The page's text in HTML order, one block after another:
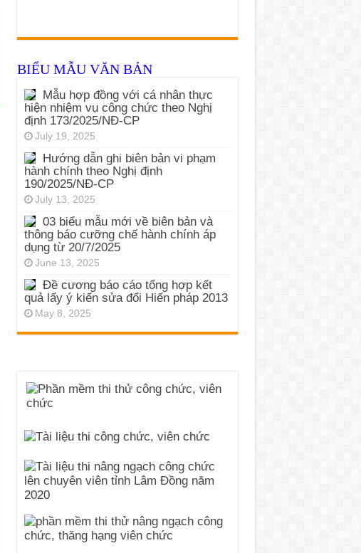
BIỂU MẪU VĂN BẢN
Mẫu hợp đồng với cá nhân thực
hiện nhiệm vụ công chức theo Nghị
định 173/2025/NĐ-CP
July 19, 2025
Hướng dẫn ghi biên bản vi phạm
hành chính theo Nghị định
190/2025/NĐ-CP
July 13, 2025
03 biểu mẫu mới về biên bản và
thông báo cưỡng chế hành chính áp
dụng từ 20/7/2025
June 13, 2025
Đề cương báo cáo tổng hợp kết
quả lấy ý kiến sửa đổi Hiến pháp 2013
May 8, 2025